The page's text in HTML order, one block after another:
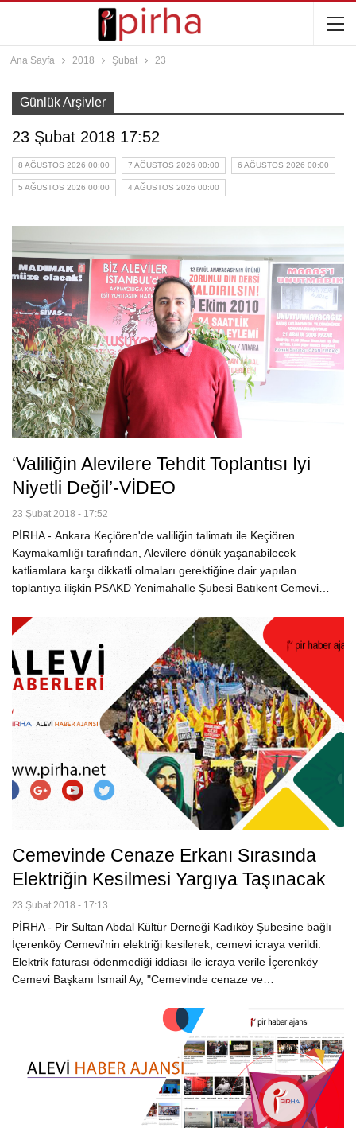
Ana Sayfa 2018 Şubat 23
Günlük Arşivler
23 Şubat 2018 17:52
8 AĞUSTOS 2026 00:00 7 AĞUSTOS 2026 00:00 6 AĞUSTOS 2026 00:00
5 AĞUSTOS 2026 00:00 4 AĞUSTOS 2026 00:00
‘Valiliğin Alevilere Tehdit Toplantısı Iyi
Niyetli Değil’-VİDEO
23 Şubat 2018 - 17:52
PİRHA - Ankara Keçiören'de valiliğin talimatı ile Keçiören
Kaymakamlığı tarafından, Alevilere dönük yaşanabilecek
katliamlara karşı dikkatli olmaları gerektiğine dair yapılan
toplantıya ilişkin PSAKD Yenimahalle Şubesi Batıkent Cemevi…
Cemevinde Cenaze Erkanı Sırasında
Elektriğin Kesilmesi Yargıya Taşınacak
23 Şubat 2018 - 17:13
PİRHA - Pir Sultan Abdal Kültür Derneği Kadıköy Şubesine bağlı
İçerenköy Cemevi'nin elektriği kesilerek, cemevi icraya verildi.
Elektrik faturası ödenmediği iddiası ile icraya verile İçerenköy
Cemevi Başkanı İsmail Ay, "Cemevinde cenaze ve…